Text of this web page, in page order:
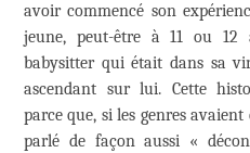
avoir commencé son
jeune, peut-être à 11 ou
babysitter qui était dans sa
ascendant sur lui. Cette
parce que, si les genres
parlé de façon aussi «